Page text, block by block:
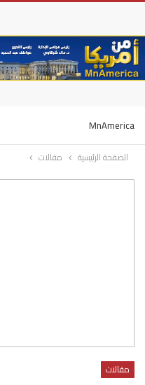
MnAmerica
الصفحة الرئيسية مقالات
مقالات